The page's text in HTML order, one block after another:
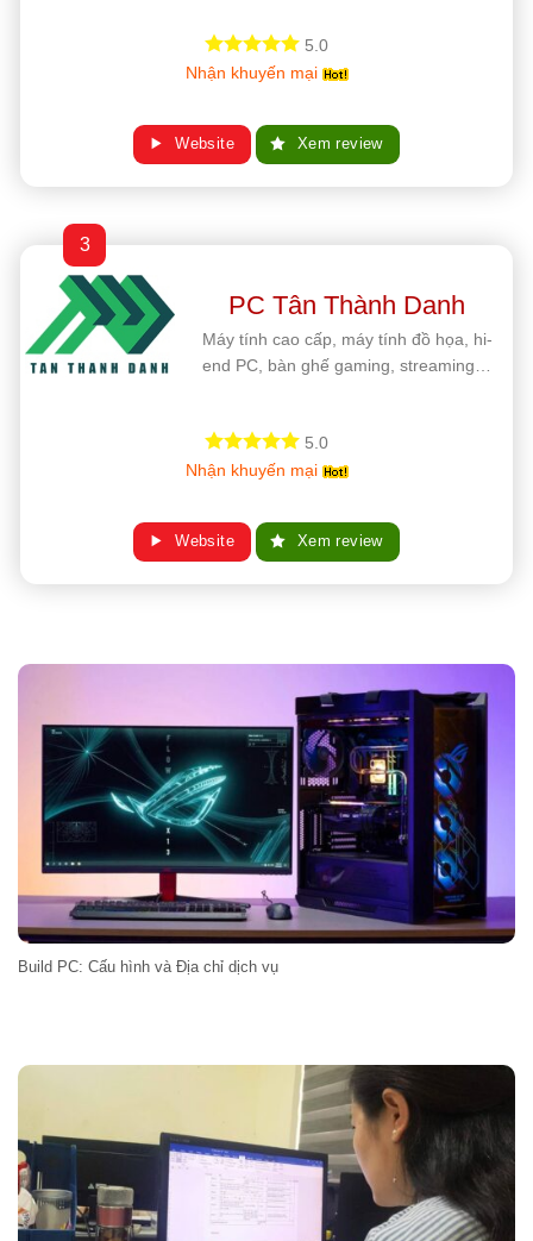
5.0
Nhận khuyến mại
Website Xem review
3
PC Tân Thành Danh
Máy tính cao cấp, máy tính đồ họa, hi-
end PC, bàn ghế gaming, streaming…
5.0
Nhận khuyến mại
Website Xem review
Build PC: Cấu hình và Địa chỉ dịch vụ